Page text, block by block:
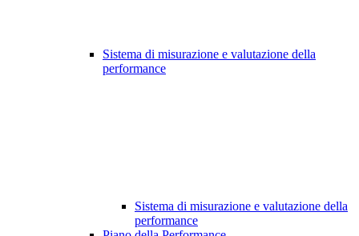
Sistema di misurazione e valutazione della
performance
Sistema di misurazione e valutazione della
performance